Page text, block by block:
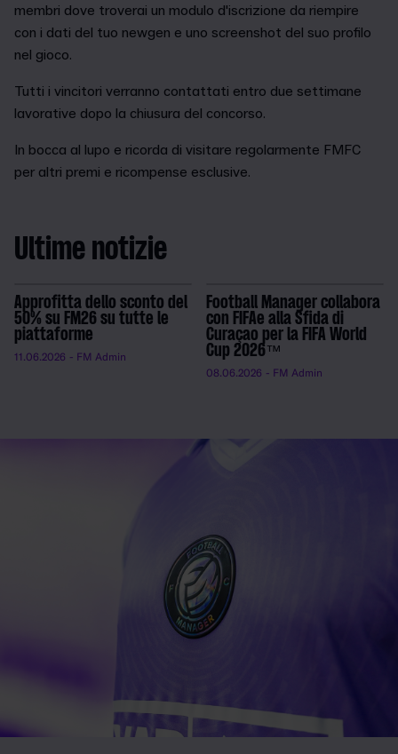
membri dove troverai un modulo d'iscrizione da riempire
con i dati del tuo newgen e uno screenshot del suo profilo
nel gioco.
Tutti i vincitori verranno contattati entro due settimane
lavorative dopo la chiusura del concorso.
In bocca al lupo e ricorda di visitare regolarmente FMFC
per altri premi e ricompense esclusive.
Ultime notizie
Approfitta dello sconto del
50% su FM26 su tutte le
piattaforme
11.06.2026 - FM Admin
Football Manager collabora
con FIFAe alla Sfida di
Curaçao per la FIFA World
Cup 2026™
08.06.2026 - FM Admin